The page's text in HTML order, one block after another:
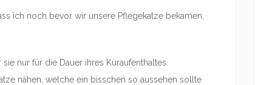
ich noch bevor wir unsere Pflegekatze bekamen,
nur für die Dauer ihres Kuraufenthaltes
nähen, welche ein bisschen so aussehen sollte